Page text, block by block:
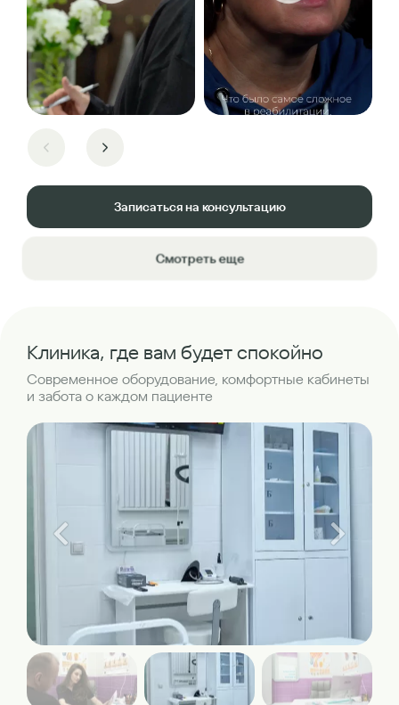
Записаться на консультацию
Смотреть еще
Клиника, где вам будет спокойно
Современное оборудование, комфортные кабинеты
и забота о каждом пациенте